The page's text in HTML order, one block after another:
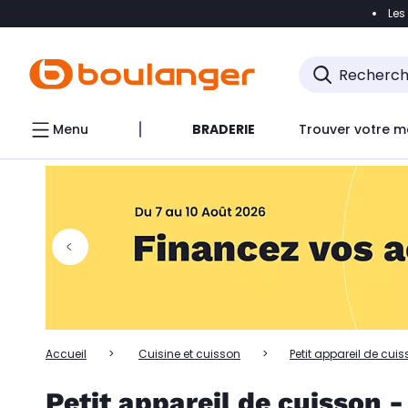
Accéder
Accéder directement au chatbot
Menu BRADERIE Trouver votre
Accueil Cuisine et cuisson Petit appareil de